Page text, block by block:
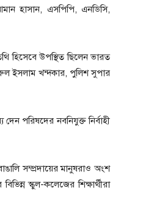
হাসান, এসপিপি, এনডিসি,
হিসেবে উপস্থিত ছিলেন ভারত
ইসলাম খন্দকার, পুলিশ সুপার
পরিষদের নবনিযুক্ত নির্বাহী
সম্প্রদায়ের মানুষরাও অংশ
স্কুল-কলেজের শিক্ষার্থীরা